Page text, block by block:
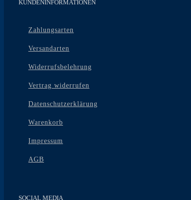
KUNDENINFORMATIONEN
Zahlungsarten
Versandarten
Widerrufsbelehrung
Vertrag widerrufen
Datenschutzerklärung
Warenkorb
Impressum
AGB
SOCIAL MEDIA